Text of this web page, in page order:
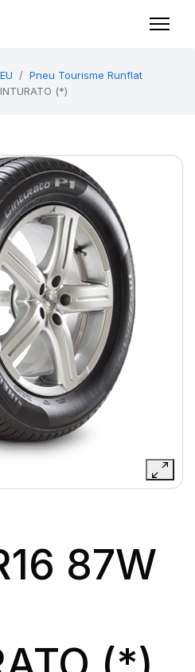
Pneu Tourisme Runflat
(*)
87W